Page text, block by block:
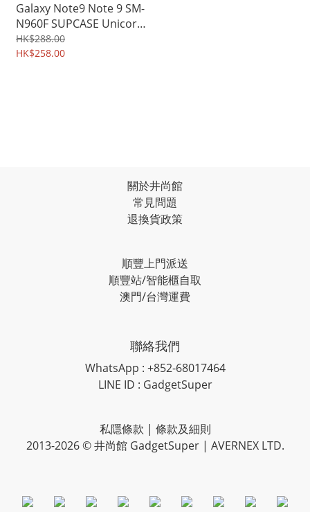
Galaxy Note9 Note 9 SM-
N960F SUPCASE Unicorn
Beetle Pro 地盤裝修專用
四邊前後全包座枱保護殼支
HK$288.00
HK$258.00
關於井尚館
常見問題
退換貨政策
順豐上門派送
順豐站/智能櫃自取
澳門/台灣運費
聯絡我們
WhatsApp : +852-68017464
LINE ID : GadgetSuper
私隱條款 | 條款及細則
2013-2026 © 井尚館 GadgetSuper | AVERNEX LTD.